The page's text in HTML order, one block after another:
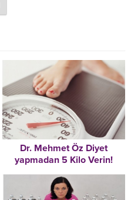
Dr. Mehmet Öz Diyet
yapmadan 5 Kilo Verin!